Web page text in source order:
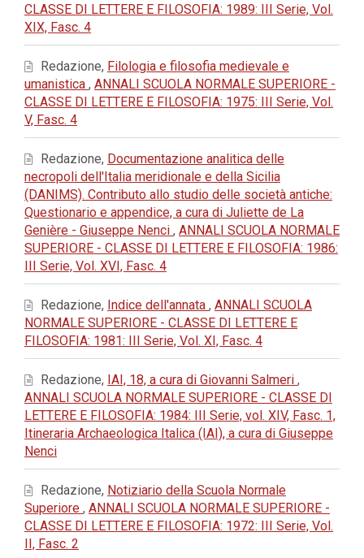
CLASSE DI LETTERE E FILOSOFIA: 1989: III Serie, Vol.
XIX, Fasc. 4
Redazione, Filologia e filosofia medievale e
umanistica , ANNALI SCUOLA NORMALE SUPERIORE -
CLASSE DI LETTERE E FILOSOFIA: 1975: III Serie, Vol.
V, Fasc. 4
Redazione, Documentazione analitica delle
necropoli dell'Italia meridionale e della Sicilia
(DANIMS). Contributo allo studio delle società antiche:
Questionario e appendice, a cura di Juliette de La
Genière - Giuseppe Nenci , ANNALI SCUOLA NORMALE
SUPERIORE - CLASSE DI LETTERE E FILOSOFIA: 1986:
III Serie, Vol. XVI, Fasc. 4
Redazione, Indice dell'annata , ANNALI SCUOLA
NORMALE SUPERIORE - CLASSE DI LETTERE E
FILOSOFIA: 1981: III Serie, Vol. XI, Fasc. 4
Redazione, IAI, 18, a cura di Giovanni Salmeri ,
ANNALI SCUOLA NORMALE SUPERIORE - CLASSE DI
LETTERE E FILOSOFIA: 1984: III Serie, vol. XIV, Fasc. 1,
Itineraria Archaeologica Italica (IAI), a cura di Giuseppe
Nenci
Redazione, Notiziario della Scuola Normale
Superiore , ANNALI SCUOLA NORMALE SUPERIORE -
CLASSE DI LETTERE E FILOSOFIA: 1972: III Serie, Vol.
II, Fasc. 2